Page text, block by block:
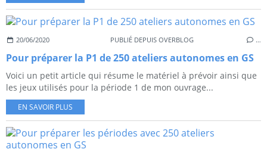
20/06/2020 PUBLIÉ DEPUIS OVERBLOG …
Pour préparer la P1 de 250 ateliers autonomes en GS
Voici un petit article qui résume le matériel à prévoir ainsi que
les jeux utilisés pour la période 1 de mon ouvrage...
EN SAVOIR PLUS